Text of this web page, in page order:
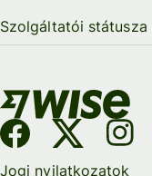
Szolgáltatói státusza
Jogi nyilatkozatok